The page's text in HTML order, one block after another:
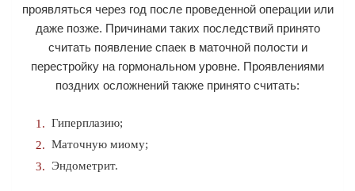
проявляться через год после проведенной операции или
даже позже. Причинами таких последствий принято
считать появление спаек в маточной полости и
перестройку на гормональном уровне. Проявлениями
поздних осложнений также принято считать:
Гиперплазию;
Маточную миому;
Эндометрит.